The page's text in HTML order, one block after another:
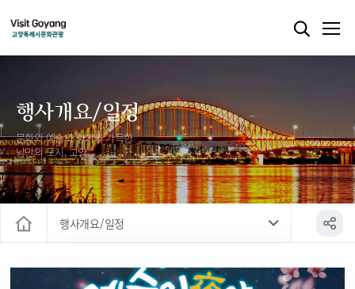
행사개요/일정
문화와 예술의 향기가 가득한
낭만의 도시, 고양
행사개요/일정
행사개요/일정